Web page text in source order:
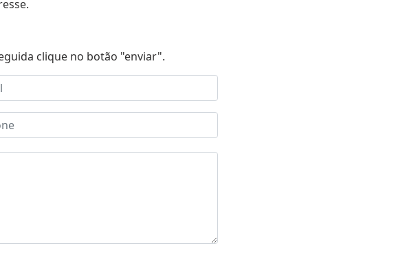
clique no botão "enviar".